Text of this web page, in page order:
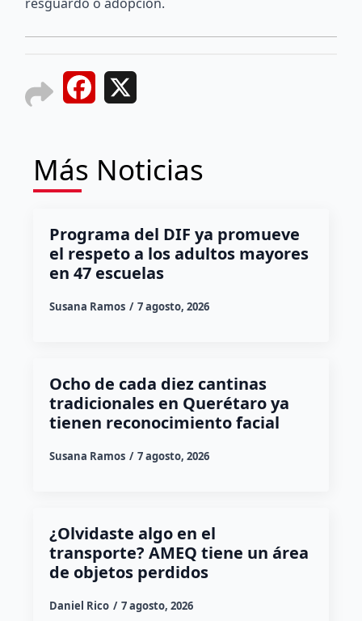
Facebook
Más Noticias
Programa del DIF ya promueve
el respeto a los adultos mayores
en 47 escuelas
Susana Ramos 7 agosto, 2026
Ocho de cada diez cantinas
tradicionales en Querétaro ya
tienen reconocimiento facial
Susana Ramos 7 agosto, 2026
¿Olvidaste algo en el
transporte? AMEQ tiene un área
de objetos perdidos
Daniel Rico 7 agosto, 2026